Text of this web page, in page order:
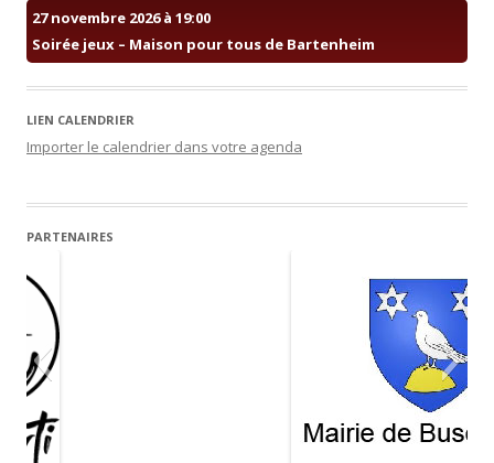
27 novembre 2026 à 19:00
Soirée jeux – Maison pour tous de Bartenheim
LIEN CALENDRIER
Importer le calendrier dans votre agenda
PARTENAIRES